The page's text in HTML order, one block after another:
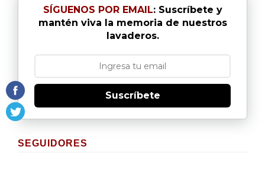
SÍGUENOS POR EMAIL: Suscríbete y
mantén viva la memoria de nuestros
lavaderos.
Suscríbete
SEGUIDORES